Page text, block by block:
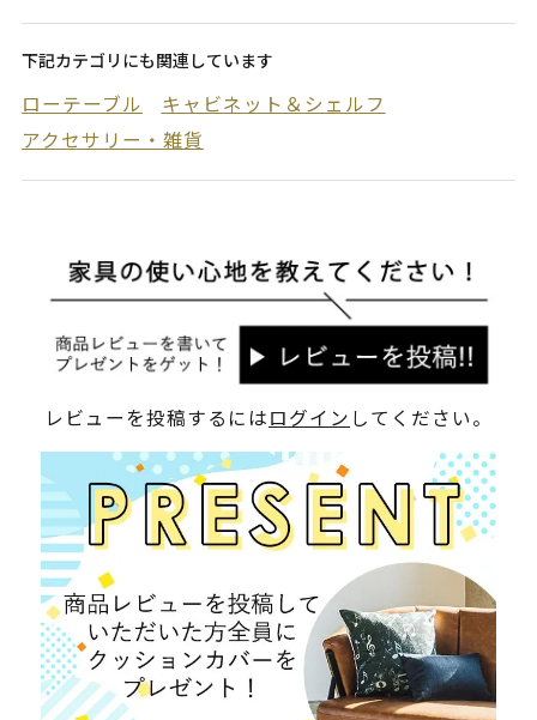
下記カテゴリにも関連しています
ローテーブル
キャビネット＆シェルフ
アクセサリー・雑貨
レビューを投稿するにはログイン してください。